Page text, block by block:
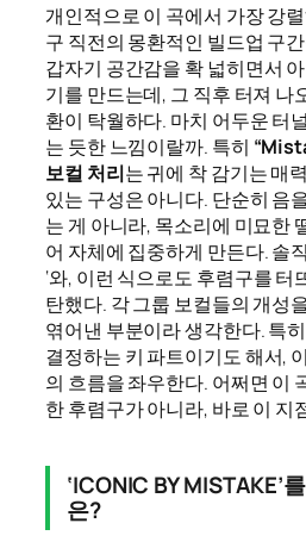
개인적으로 이 곡에서 가장 강
구 직전의 몽환적인 빌드업 구
갑자기 공간감을 확 넓히면서
기를 만드는데, 그 직후 터져 나
환이 탁월하다. 마치 어두운 터
는 듯한 느낌이랄까. 특히
보컬 처리는 귀에 착 감기는 매
있는 구성은 아니다. 단순히 음
는 게 아니라, 목소리에 미묘한
어 자체에 집중하게 만든다. 솔
‘와, 이런 식으로도 후렴구를 터
탄했다. 각 그룹 보컬들의 개성
엮어낸 부분이라 생각한다. 특
결정하는 키 파트이기도 해서,
의 흐름을 좌우한다. 어쩌면 이
한 후렴구가 아니라, 바로 이 지
‘ICONIC BY MISTAKE’
은?